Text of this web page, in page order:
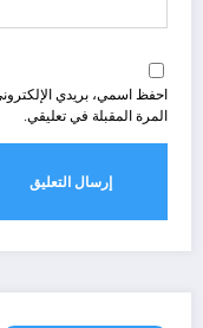
احفظ اسمي، بريدي
المرة المقبلة في تعليقي.